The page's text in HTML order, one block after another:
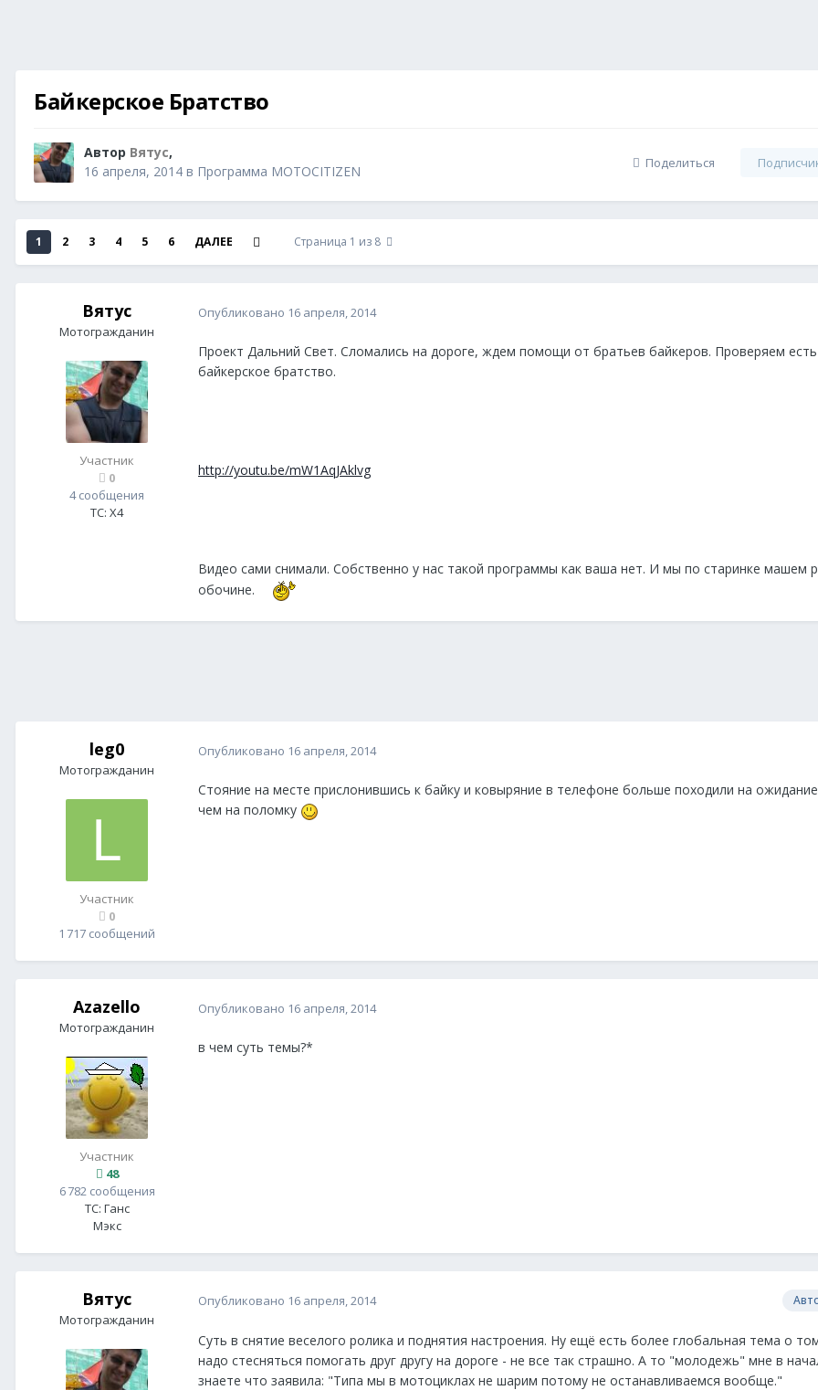
Байкерское Братство
Автор Вятус,
16 апреля, 2014 в Программа MOTOCITIZEN Поделиться
1 2 3 4 5 6 ДАЛЕЕ Страница 1 из 8
Вятус
Мотогражданин
Участник
0
4 сообщения
ТС: X4
Опубликовано 16 апреля, 2014
Проект Дальний Свет. Сломались на дороге, ждем помощи от братьев байкеров. Проверяем
байкерское братство.
http://youtu.be/mW1AqJAklvg
Видео сами снимали. Собственно у нас такой программы как ваша нет. И мы по старинке машем
обочине.
leg0
Мотогражданин
Участник
0
1 717 сообщений
Опубликовано 16 апреля, 2014
Стояние на месте прислонившись к байку и ковыряние в телефоне больше походили на
чем на поломку
Azazello
Мотогражданин
Участник
48
6 782 сообщения
ТС: Ганс
Мэкс
Опубликовано 16 апреля, 2014
в чем суть темы?*
Вятус
Мотогражданин
Опубликовано 16 апреля, 2014
Суть в снятие веселого ролика и поднятия настроения. Ну ещё есть более глобальная тема о
надо стесняться помогать друг другу на дороге - не все так страшно. А то "молодежь" мне в
знаете что заявила: "Типа мы в мотоциклах не шарим потому не останавливаемся вообще."